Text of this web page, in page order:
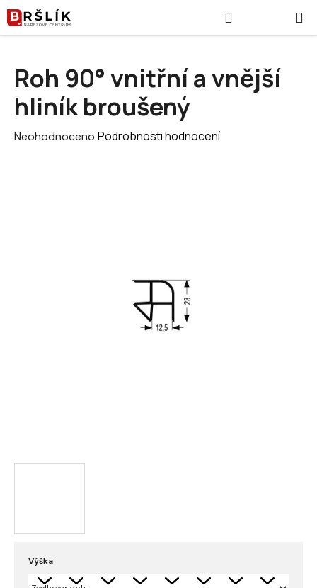
Přejít na obsah
Výška
Roh 90° vnitřní a vnější
hliník broušený
Průměrné hodnocení produktu je 0,0 z 5 hvězdiček.
Neohodnoceno Podrobnosti hodnocení